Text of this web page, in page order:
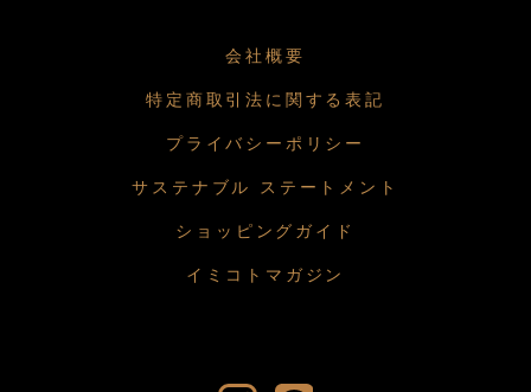
会社概要
特定商取引法に関する表記
プライバシーポリシー
サステナブル ステートメント
ショッピングガイド
イミコトマガジン